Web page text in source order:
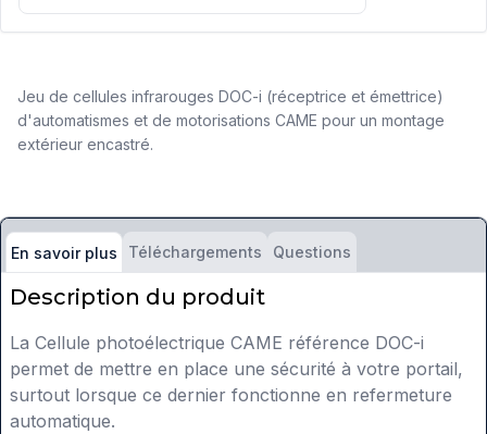
Jeu de cellules infrarouges DOC-i (réceptrice et émettrice)
d'automatismes et de motorisations CAME pour un montage
extérieur encastré.
En savoir plus Téléchargements Questions
Description du produit
La Cellule photoélectrique CAME référence DOC-i
permet de mettre en place une sécurité à votre portail,
surtout lorsque ce dernier fonctionne en refermeture
automatique.